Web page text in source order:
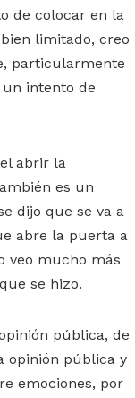
de colocar en la
limitado, creo
particularmente
intento de
abrir la
es un
dijo que se va a
abre la puerta a
veo mucho más
se hizo.
pública, de
opinión pública y
emociones, por